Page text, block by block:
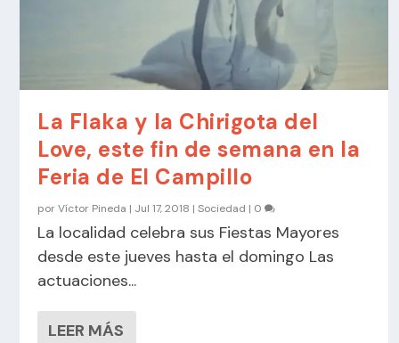
La Flaka y la Chirigota del
Love, este fin de semana en la
Feria de El Campillo
porVíctor Pineda | Jul 17, 2018 |Sociedad | 0
La localidad celebra sus Fiestas Mayores
desde este jueves hasta el domingo Las
actuaciones...
LEER MÁS